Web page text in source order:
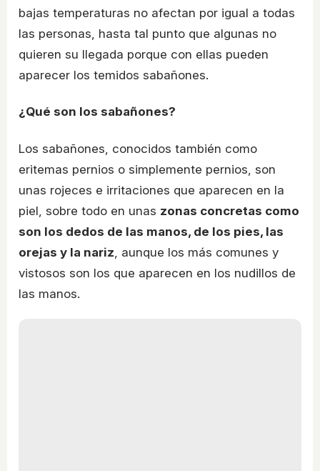
bajas temperaturas no afectan por igual a todas
las personas, hasta tal punto que algunas no
quieren su llegada porque con ellas pueden
aparecer los temidos sabañones.
¿Qué son los sabañones?
Los sabañones, conocidos también como
eritemas pernios o simplemente pernios, son
unas rojeces e irritaciones que aparecen en la
piel, sobre todo en unas zonas concretas como
son los dedos de las manos, de los pies, las
orejas y la nariz , aunque los más comunes y
vistosos son los que aparecen en los nudillos de
las manos.